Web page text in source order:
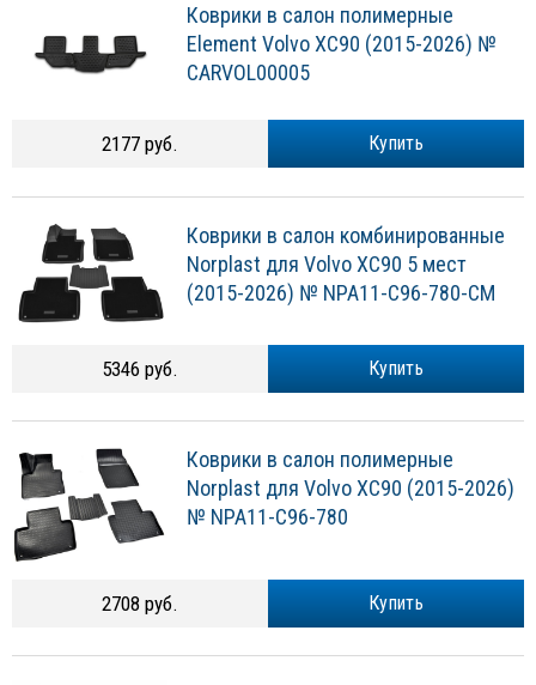
Коврики в салон полимерные
Element Volvo XC90 (2015-2026) №
CARVOL00005
Купить
2177 руб.
Коврики в салон комбинированные
Norplast для Volvo XC90 5 мест
(2015-2026) № NPA11-C96-780-CM
Купить
5346 руб.
Коврики в салон полимерные
Norplast для Volvo XC90 (2015-2026)
№ NPA11-C96-780
Купить
2708 руб.